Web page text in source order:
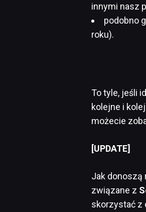
innymi nasz
podobno
roku).
To tyle, jeśli
kolejne i
możecie
[UPDATE]
Jak donoszą
związane z
skorzystać z